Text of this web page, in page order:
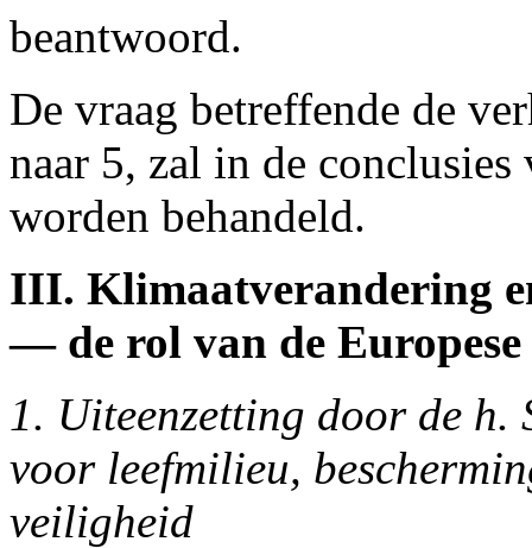
beantwoord.
De vraag betreffende de
naar 5, zal in de
worden behandeld.
III. Klimaatverandering
— de rol van de Europese
1. Uiteenzetting door de
voor leefmilieu,
veiligheid